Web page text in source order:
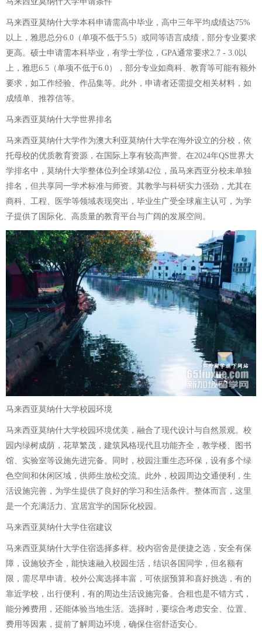
马来西亚莫纳什大学本科申请需高中毕业，高中三年平均成绩达75%
以上，雅思总分6.0（单项不低于5.5）或同等语言成绩，部分专业要求
更高。硕士申请需本科毕业，有学士学位，GPA通常要求2.7 - 3.0以
上，雅思6.5（单项不低于6.0），部分专业如商科、教育等可能有额外
要求，如工作经验、作品集等。此外，申请者还需提交相关材料，如
成绩单、推荐信等。
马来西亚莫纳什大学世界排名
马来西亚莫纳什大学作为澳大利亚莫纳什大学在海外设立的分校，依
托母校的优质教育资源，在国际上享有较高声誉。在2024年QS世界大
学排名中，莫纳什大学整体位列全球第42位，虽马来西亚分校未单独
排名，但共享同一学术标准与师资。其教学与科研实力强劲，尤其在
商科、工程、医学等领域表现突出，毕业生广受全球雇主认可，为学
子提供了国际化、高质量的教育平台与广阔的发展空间。
马来西亚莫纳什大学校园环境
马来西亚莫纳什大学校园环境优美，融合了现代设计与自然景观。校
园内绿树成荫，花草繁茂，建筑风格现代且功能齐全，教学楼、图书
馆、实验室等设施先进完备。同时，校园注重生态环保，设有多个绿
色空间和休闲区域，供师生放松交流。此外，校园周边交通便利，生
活设施完善，为学生提供了良好的学习和生活条件。整体而言，这里
是一个充满活力、宜居宜学的国际化校园。
马来西亚莫纳什大学住宿建议
马来西亚莫纳什大学住宿选择多样。校内宿舍是便捷之选，安全有保
障，设施较齐全，能快速融入校园生活，结识各国同学，但名额有
限，需尽早申请。校外公寓选择丰富，可依据预算和喜好挑选，有的
靠近学校，出行便利，有的周边生活设施完备。合租也是不错方式，
能分摊费用，还能体验当地生活。选择时，要综合考虑安全、位置、
费用等因素，提前了解周边环境，确保住宿舒适安心。